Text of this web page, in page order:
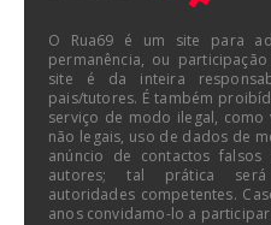
O Rua69 é um site para
permanência, ou
site é da inteira
pais/tutores. É também
serviço de modo ilegal,
não legais, uso de dados de
anúncio de contactos
autores; tal prática
autoridades competentes.
anos convidamo-lo a